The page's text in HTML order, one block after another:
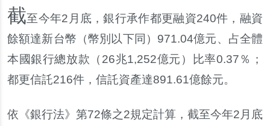
截至今年2 月底 ，銀行承作都更融資240件 ， 融資
餘額達新台幣 （幣別以下同 ） 971.04億元、 占全體
本國銀行總放款 （ 26兆1,252億元 ） 比率0.37％；
都更信託216件 ， 信託資產達891.61億餘元。
依 《銀行法》 第72條之2規定計算 ， 截至今年2 月底